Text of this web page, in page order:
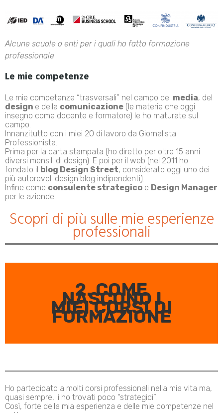
Alcune scuole o enti per i quali ho fatto formazione
professionale
Le mie competenze
Le mie competenze “trasversali” nel campo dei media, del
design e della comunicazione (le materie che oggi
insegno come docente e formatore) le ho maturate sul
campo.
Innanzitutto con i miei 20 di lavoro da Giornalista
Professionista.
Prima per la carta stampata (ho diretto per oltre 15 anni
diversi mensili di design). E poi per il web (nel 2011 ho
fondato il blog Design Street, considerato oggi uno dei
più autorevoli design blog indipendenti).
Infine come consulente strategico e Design Manager
per le aziende.
Scopri di più sulle mieesperienze
professionali
2. COME
NASCONO I
MIEI CORSI DI
FORMAZIONE
Ho partecipato a molti corsi professionali nella mia vita ma,
quasi sempre, li ho trovati poco “strategici”.
Così, forte della mia esperienza e delle mie competenze nel